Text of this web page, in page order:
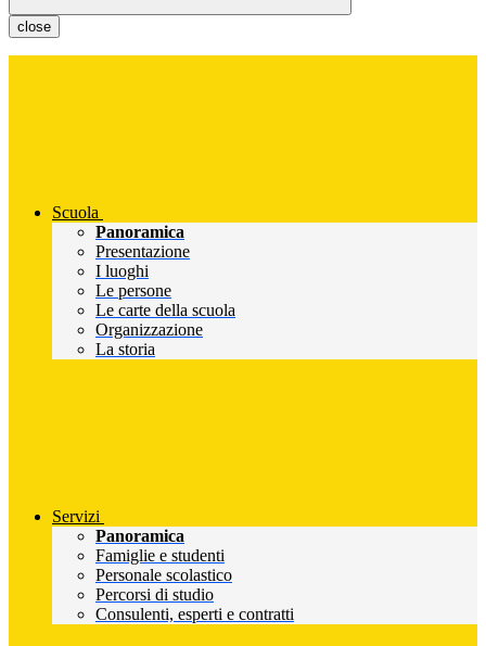
close
Scuola
Panoramica
Presentazione
I luoghi
Le persone
Le carte della scuola
Organizzazione
La storia
Servizi
Panoramica
Famiglie e studenti
Personale scolastico
Percorsi di studio
Consulenti, esperti e contratti